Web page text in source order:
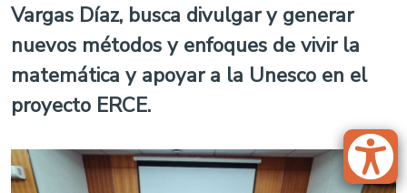
Vargas Díaz, busca divulgar y generar
nuevos métodos y enfoques de vivir la
matemática y apoyar a la Unesco en el
proyecto ERCE.